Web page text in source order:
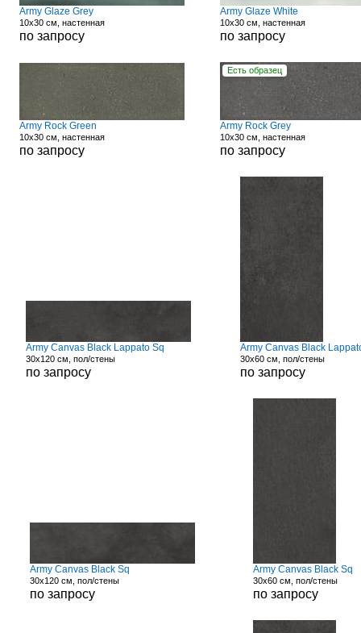
Army Glaze Grey
10x30 см, настенная
по запросу
Army Glaze White
10x30 см, настенная
по запросу
Army Rock Green
10x30 см, настенная
по запросу
Есть образец
Army Rock Grey
10x30 см, настенная
по запросу
Army Canvas Black Lappato Sq
30x120 см, пол/стены
по запросу
Army Canvas Black
30x60 см, пол/стены
по запросу
Army Canvas Black Sq
30x120 см, пол/стены
по запросу
Army Canvas Black Sq
30x60 см, пол/стены
по запросу